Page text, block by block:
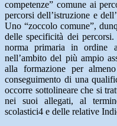
competenze” comune ai
percorsi dell’istruzione e
Uno “zoccolo comune”,
delle specificità dei
norma primaria in ordine
nell’ambito del più ampio
alla formazione per
conseguimento di una
occorre sottolineare che si
nei suoi allegati, al
scolastici4 e delle relative